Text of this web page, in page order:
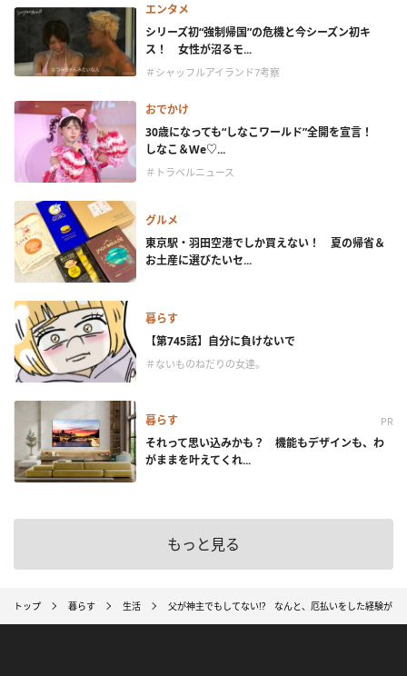
エンタメ
シリーズ初“強制帰国”の危機と今シーズン初キ
ス！ 女性が沼るモ...
＃シャッフルアイランド7考察
おでかけ
30歳になっても“しなこワールド”全開を宣言！
しなこ＆We♡...
＃トラベルニュース
グルメ
東京駅・羽田空港でしか買えない！ 夏の帰省＆
お土産に選びたいセ...
暮らす
【第745話】自分に負けないで
＃ないものねだりの女達。
暮らす PR
それって思い込みかも？ 機能もデザインも、わ
がままを叶えてくれ...
もっと見る
トップ 暮らす 生活 父が神主でもしてない!? なんと、厄払いをした経験が